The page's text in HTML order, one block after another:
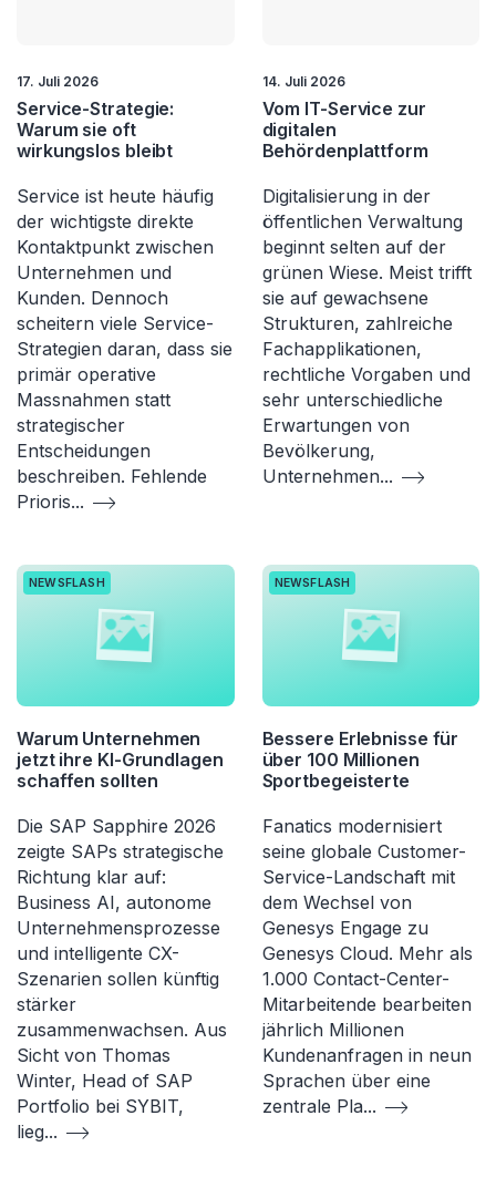
17. Juli 2026
Service-Strategie:
Warum sie oft
wirkungslos bleibt
Service ist heute häufig
der wichtigste direkte
Kontaktpunkt zwischen
Unternehmen und
Kunden. Dennoch
scheitern viele Service-
Strategien daran, dass sie
primär operative
Massnahmen statt
strategischer
Entscheidungen
beschreiben. Fehlende
Prioris...
14. Juli 2026
Vom IT-Service zur
digitalen
Behördenplattform
Digitalisierung in der
öffentlichen Verwaltung
beginnt selten auf der
grünen Wiese. Meist trifft
sie auf gewachsene
Strukturen, zahlreiche
Fachapplikationen,
rechtliche Vorgaben und
sehr unterschiedliche
Erwartungen von
Bevölkerung,
Unternehmen...
NEWSFLASH
Warum Unternehmen
jetzt ihre KI-Grundlagen
schaffen sollten
Die SAP Sapphire 2026
zeigte SAPs strategische
Richtung klar auf:
Business AI, autonome
Unternehmensprozesse
und intelligente CX-
Szenarien sollen künftig
stärker
zusammenwachsen. Aus
Sicht von Thomas
Winter, Head of SAP
Portfolio bei SYBIT,
lieg...
NEWSFLASH
Bessere Erlebnisse für
über 100 Millionen
Sportbegeisterte
Fanatics modernisiert
seine globale Customer-
Service-Landschaft mit
dem Wechsel von
Genesys Engage zu
Genesys Cloud. Mehr als
1.000 Contact-Center-
Mitarbeitende bearbeiten
jährlich Millionen
Kundenanfragen in neun
Sprachen über eine
zentrale Pla...